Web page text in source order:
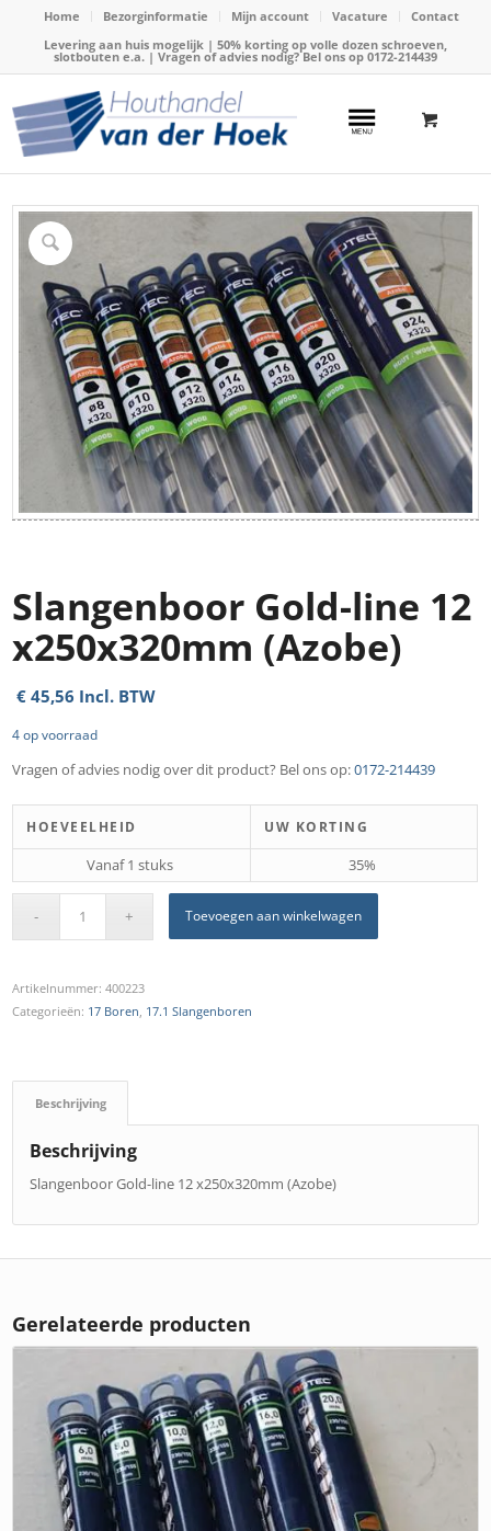
Home Bezorginformatie Mijn account Vacature
Contact
Levering aan huis mogelijk | 50% korting op volle dozen schroeven,
slotbouten e.a. | Vragen of advies nodig? Bel ons op 0172-214439
Home / Webshop / Boren / Slangenboren /
Slangenboor Gold-line x250x320mm (Azobe)
Slangenboor Gold-line 12
x250x320mm (Azobe)
€ 45,56 Incl. BTW
4 op voorraad
Vragen of advies nodig over dit product? Bel ons op:0172-214439
HOEVEELHEID UW KORTING
Vanaf 1 stuks 35%
Toevoegen aan winkelwagen
Artikelnummer:400223
Categorieën: 17 Boren 17.1 Slangenboren
Beschrijving
Beschrijving
Slangenboor Gold-line 12 x250x320mm (Azobe)
Gerelateerde producten